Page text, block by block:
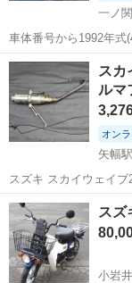
一ノ
車体番号から1992年式
あります。センターだ
使っております。ヒビ等な
チ、灯火類全てOK、バ
岩手 一関市
スカ
ルマ
オン
矢幅駅
スズキ スカイウェイブ
付いたマフラーです。
す。 マフラー側のバル
ジャンク扱いです。 ...
岩手 紫波郡
小岩